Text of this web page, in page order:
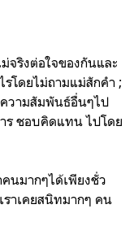
จริงต่อใจของกันและ
รโดยไม่ถามแม่สักคำ ;
วามสัมพันธ์อื่นๆไป
ร ชอบคิดแทน ไปโดย
นมากๆได้เพียงชั่ว
าเคยสนิทมากๆ คน